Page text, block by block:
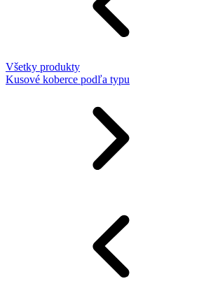
Všetky produkty
Kusové koberce podľa typu